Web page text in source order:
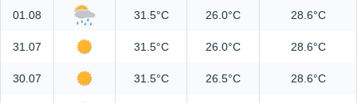
01.08 31.5°C 26.0°C 28.6°C
31.07 31.5°C 26.0°C 28.6°C
30.07 31.5°C 26.5°C 28.6°C